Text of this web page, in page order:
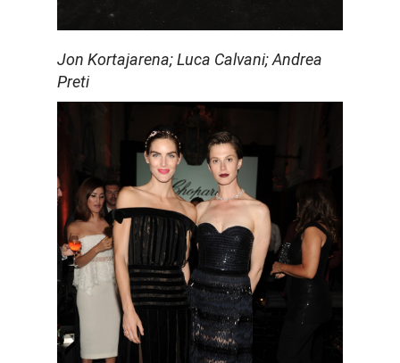
Jon Kortajarena; Luca Calvani; Andrea
Preti